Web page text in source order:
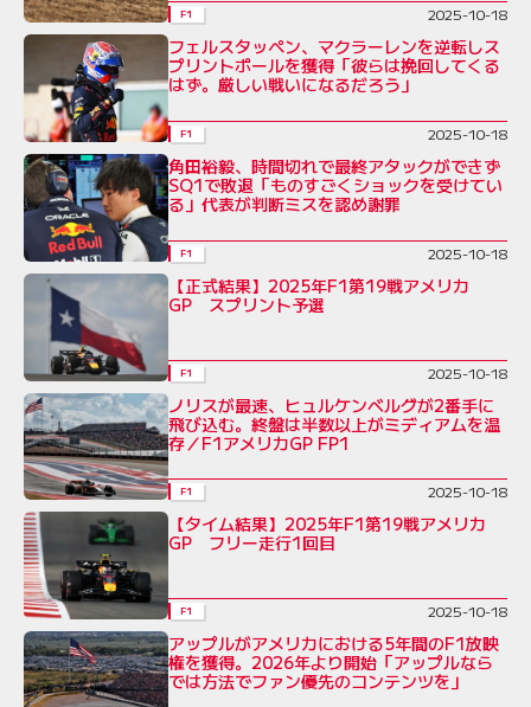
F1 2025-10-18
フェルスタッペン、マクラーレンを逆転しス
プリントポールを獲得「彼らは挽回してくる
はず。厳しい戦いになるだろう」
F1 2025-10-18
角田裕毅、時間切れで最終アタックができず
SQ1で敗退「ものすごくショックを受けてい
る」代表が判断ミスを認め謝罪
F1 2025-10-18
【正式結果】2025年F1第19戦アメリカ
GP スプリント予選
F1 2025-10-18
ノリスが最速、ヒュルケンベルグが2番手に
飛び込む。終盤は半数以上がミディアムを温
存／F1アメリカGP FP1
F1 2025-10-18
【タイム結果】2025年F1第19戦アメリカ
GP フリー走行1回目
F1 2025-10-18
アップルがアメリカにおける5年間のF1放映
権を獲得。2026年より開始「アップルなら
では方法でファン優先のコンテンツを」